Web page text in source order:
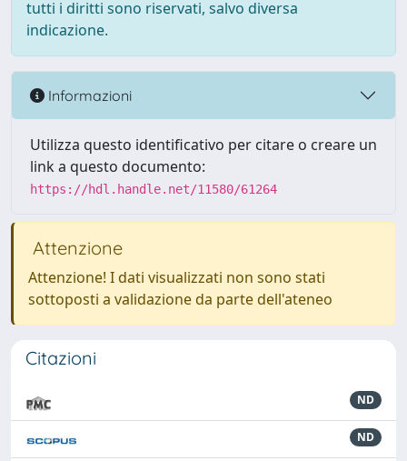
tutti i diritti sono riservati, salvo diversa
indicazione.
Informazioni
Utilizza questo identificativo per citare o creare un
link a questo documento:
https://hdl.handle.net/11580/61264
Attenzione
Attenzione! I dati visualizzati non sono stati
sottoposti a validazione da parte dell'ateneo
Citazioni
ND
ND